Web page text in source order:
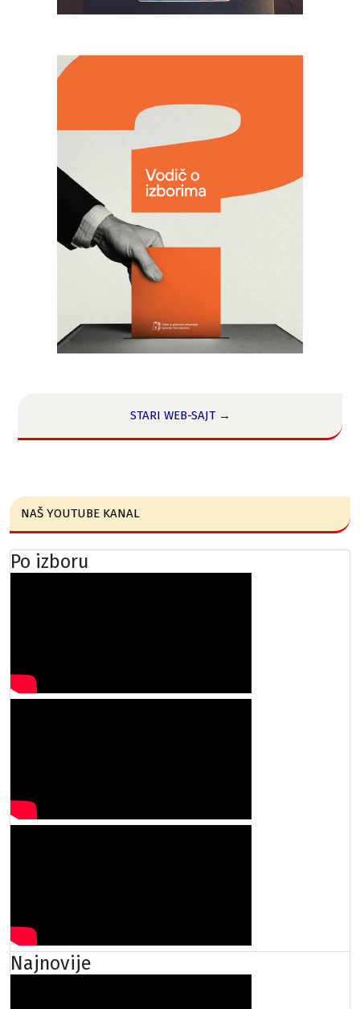
STARI WEB-SAJT →
NAŠ YOUTUBE KANAL
Po izboru
Najnovije